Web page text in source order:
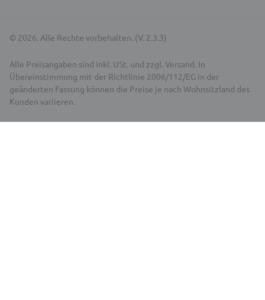
© 2026. Alle Rechte vorbehalten. (V. 2.3.3)
Alle Preisangaben sind inkl. USt. und zzgl. Versand. In
Übereinstimmung mit der Richtlinie 2006/112/EG in der
geänderten Fassung können die Preise je nach Wohnsitzland des
Kunden variieren.